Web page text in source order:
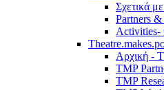
Σχετικά
Partners &
Activities-
Αρχική -
TMP
TMP